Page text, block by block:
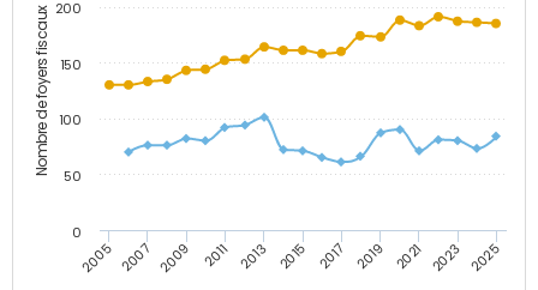
Nombre de foyers fiscaux
2005 2007 2009 2011 2013 2015 2017 2019 2021 2023 2025
0
50
100
150
200